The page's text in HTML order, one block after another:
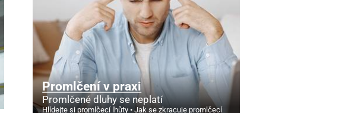
Promlčení v praxi
Promlčené dluhy se neplatí
Hlídejte si promlčecí lhůty
Jak se zkracuje promlčecí